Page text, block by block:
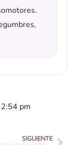
2:54 pm
SIGUIENTE